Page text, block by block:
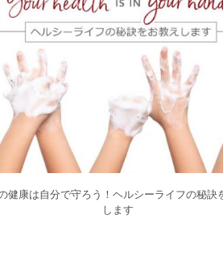
健康は自分で守ろう！ヘルシーライフの秘訣
します